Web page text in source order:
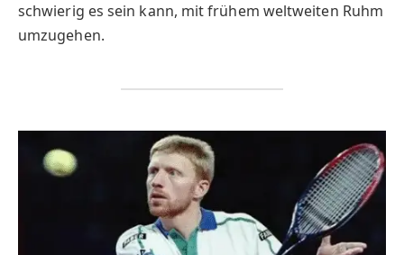
schwierig es sein kann, mit frühem weltweiten Ruhm
umzugehen.